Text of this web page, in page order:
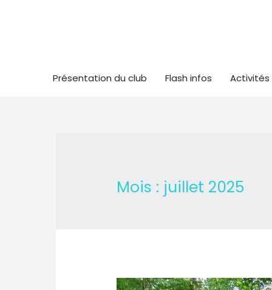
Présentation du club Flash infos Activités
Mois : juillet 2025